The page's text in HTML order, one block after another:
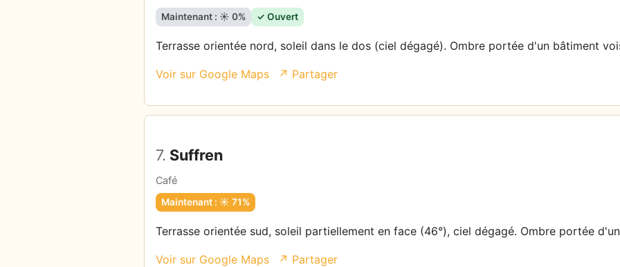
Maintenant : ☀️ 0% ✓ Ouvert
Terrasse orientée nord, soleil dans le dos (ciel dégagé). Ombre portée d'un bâtiment
Voir sur Google Maps ↗ Partager
7. Suffren
Café
Maintenant : ☀️ 71%
Terrasse orientée sud, soleil partiellement en face (46°), ciel dégagé. Ombre portée
Voir sur Google Maps ↗ Partager